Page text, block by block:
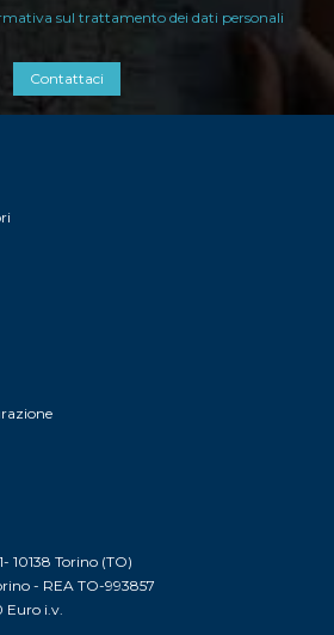
sul trattamento dei dati personali
Contattaci
10138 Torino (TO)
- REA TO-993857
i.v.